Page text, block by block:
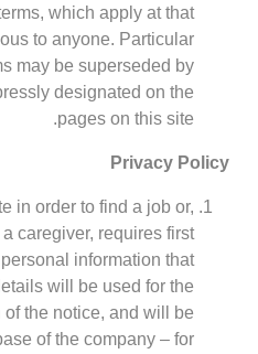
which apply at that
to anyone. Particular
may be superseded by
designated on the
pages on this site.
Privacy Policy
in order to find a job or,
caregiver, requires first
information that
will be used for the
the notice, and will be
of the company – for